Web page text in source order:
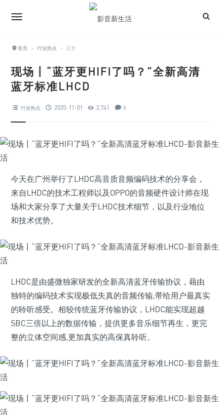
首页 › 行业热点 › 正文
现场丨“蓝牙更HIFI了吗？”全新高清
蓝牙标准LHCD
行业热点 2020-11-01 2,741 0
今天在广州举行了LHDC高音质音频编码技术的分享会，
来自LHDC的技术工程师以及OPPO的音频硬件设计师在现
场和大家分享了大量关于LHDC技术细节，以及行业地位
和技术优势。
LHDC是由盛微独家研发的全新高清蓝牙传输协议，藉由
独特的编码技术实现极低失真的音频传输,帯给用户最真实
的聆听感受。相较传统蓝牙传输协议，LHDC能实现超越
SBC三倍以上的数据传输，提供更多音乐细节再生，更完
整的立体空间感,更加真实的高保真聆听。